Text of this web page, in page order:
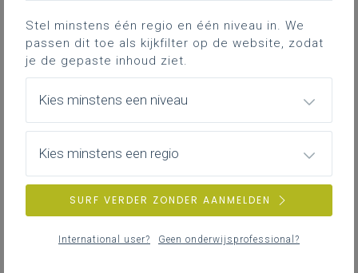
Stel minstens één regio en één niveau in. We
passen dit toe als kijkfilter op de website, zodat
je de gepaste inhoud ziet.
Kies minstens een niveau
Kies minstens een regio
SURF VERDER ZONDER AANMELDEN
International user? Geen onderwijsprofessional?